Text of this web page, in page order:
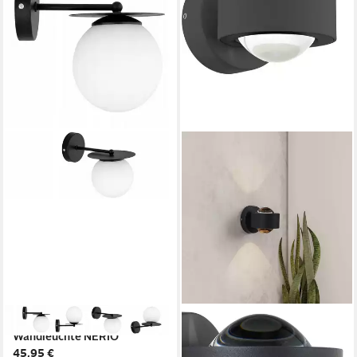
LICHT-ERLEBNISSE
Wandleuchte NERIO
45,95 €
EGLO
Wandleuchte Ono 2
Wandlampe, Aluminium und